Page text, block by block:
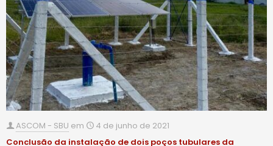
ASCOM - SBU em
4 de junho de 2021
Conclusão da instalação de dois poços tubulares da